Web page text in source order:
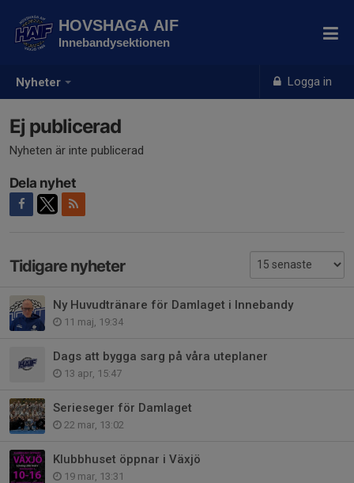
Nyheter Logga in
HOVSHAGA AIF
Innebandysektionen
Ej publicerad
Nyheten är inte publicerad
Dela nyhet
Tidigare nyheter
Ny Huvudtränare för Damlaget i Innebandy
11 maj, 19:34
Dags att bygga sarg på våra uteplaner
13 apr, 15:47
Serieseger för Damlaget
22 mar, 13:02
Klubbhuset öppnar i Växjö
19 mar, 13:31